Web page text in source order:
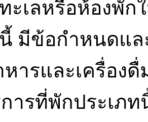
ะเลหรือห้องพัก
มีข้อกำหนดแล
ารและเครื่อง
ารที่พักประเภท